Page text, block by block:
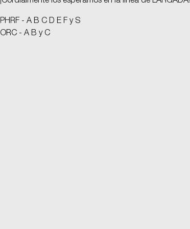
PHRF - A B C D E F y S
ORC - A B y C